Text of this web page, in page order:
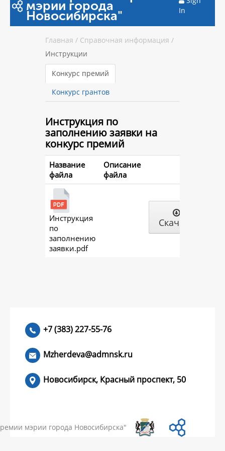
мэрии города
Новосибирска"
In
Главная / Справочная информация /
Инструкции
Конкурс премий
Конкурс грантов
Инструкция по
заполнению заявки на
конкурс премий
Название
файла
Описание
файла
Инструкция
по
заполнению
заявки.pdf
Скачать
+7 (383) 227-55-76
Mzherdeva@admnsk.ru
Новосибирск, Красный проспект, 50
мэрии города Новосибирска"